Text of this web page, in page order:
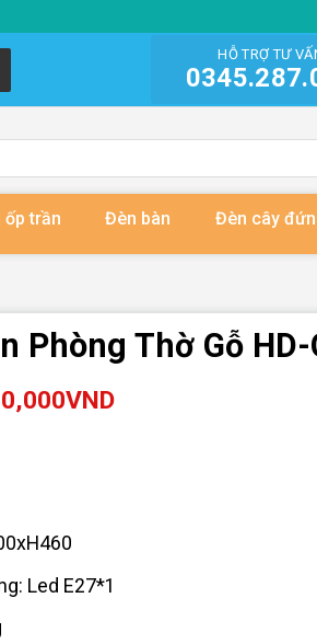
HỖ TRỢ TƯ
ốp trần Đèn bàn Đèn cây
Phòng Thờ Gỗ HD-
VND
Led E27*1